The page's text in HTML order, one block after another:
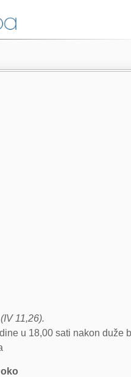
11,26).
u 18,00 sati nakon duže